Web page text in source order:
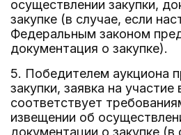
осуществлении закупки,
закупке (в случае, если
Федеральным законом
документация о закупке).
5. Победителем аукциона
закупки, заявка на участие
соответствует
извещении об
документации о закупке (в